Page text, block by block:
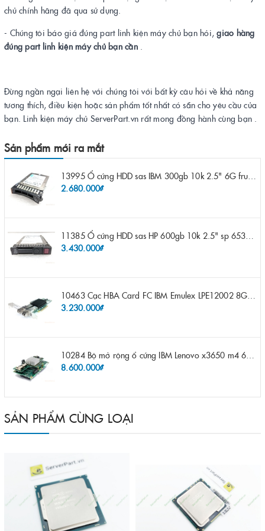
chủ chính hãng đã qua sử dụng.
- Chúng tôi báo giá đúng part linh kiện máy chủ bạn hỏi,giao hàng
đúng part linh kiện máy chủ bạn cần.
Đừng ngần ngại liên hệ với chúng tôi với bất kỳ câu hỏi về khả năng
tương thích, điều kiện hoặc sản phẩm tốt nhất có sẵn cho yêu cầu của
bạn. Linh kiện máy chủ ServerPart.vn rất mong đồng hành cùng bạn .
Sản phẩm mới ra mắt
2.680.000₫
3.430.000₫
3.230.000₫
8.600.000₫
SẢN PHẨM CÙNG LOẠI